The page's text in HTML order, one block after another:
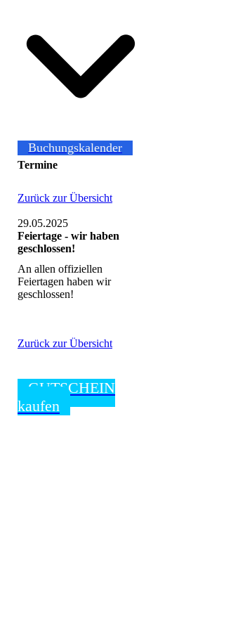
Buchungskalender
Termine
Zurück zur Übersicht
29.05.2025
Feiertage - wir haben
geschlossen!
An allen offiziellen
Feiertagen haben wir
geschlossen!
Zurück zur Übersicht
GUTSCHEIN
kaufen